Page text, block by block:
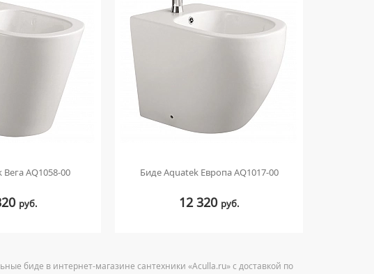
AQ1058-00
руб.
Биде Aquatek Европа AQ1017-00
12 320 руб.
биде в интернет-магазине сантехники «Aculla.ru» с доставкой по